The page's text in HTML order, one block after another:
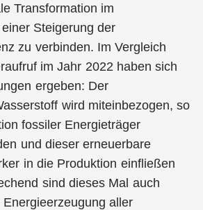
Transformation im
Steigerung der
zu verbinden. Im Vergleich
im Jahr 2022 haben sich
ergeben: Der
wird miteinbezogen, so
fossiler Energieträger
und dieser erneuerbare
in die Produktion einfließen
sind dieses Mal auch
aller